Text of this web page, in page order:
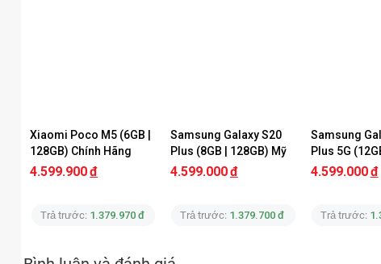
Xiaomi Poco M5 (6GB |
128GB) Chính Hãng
4.599.900đ
Trả trước: 1.379.970 đ
Samsung Galaxy S20
Plus (8GB | 128GB) Mỹ
Like New
4.599.000đ
Trả trước: 1.379.700 đ
Samsung
Plus 5G
Hàn Quốc
4.599.000đ
Trả trước: